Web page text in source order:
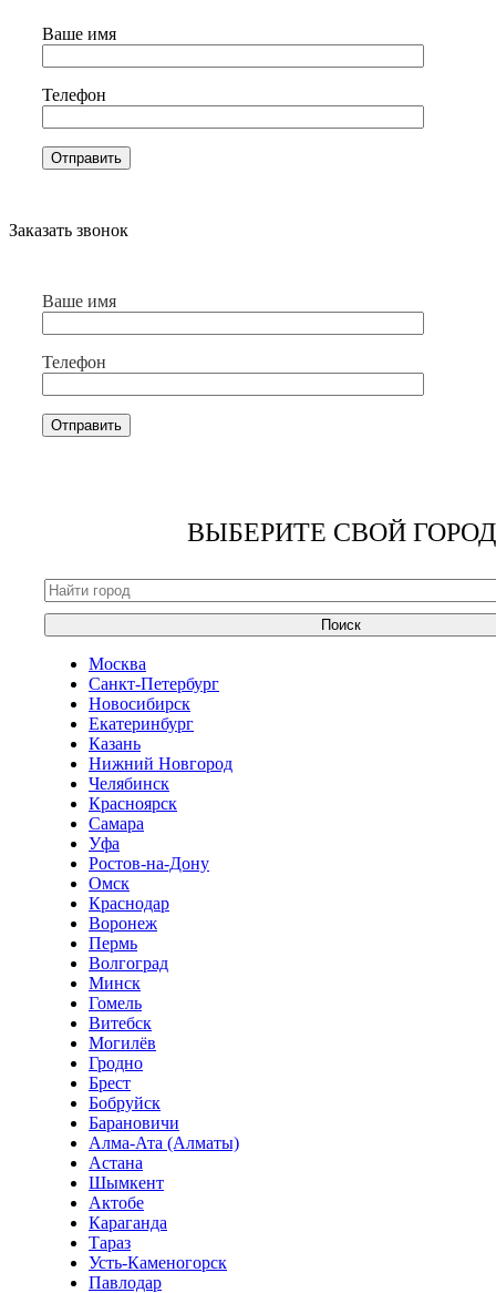
Ваше имя
Телефон
Заказать звонок
Ваше имя
Телефон
ВЫБЕРИТЕ СВОЙ ГОРОД
Поиск
Москва
Санкт-Петербург
Новосибирск
Екатеринбург
Казань
Нижний Новгород
Челябинск
Красноярск
Самара
Уфа
Ростов-на-Дону
Омск
Краснодар
Воронеж
Пермь
Волгоград
Минск
Гомель
Витебск
Могилёв
Гродно
Брест
Бобруйск
Барановичи
Алма-Ата (Алматы)
Астана
Шымкент
Актобе
Караганда
Тараз
Усть-Каменогорск
Павлодар